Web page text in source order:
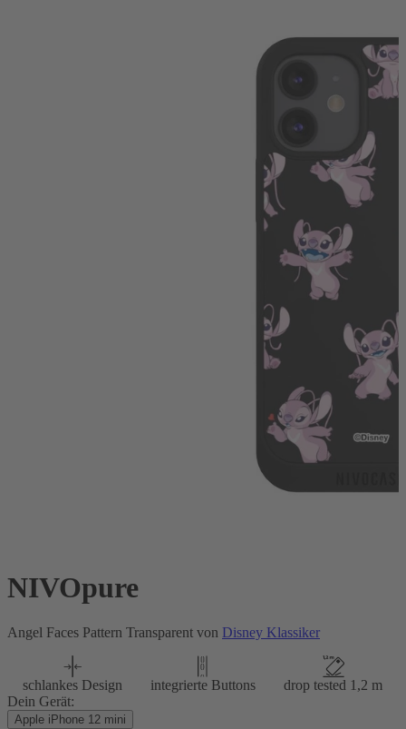
NIVOpure
Angel Faces Pattern Transparent von Disney Klassiker
schlankes Design integrierte Buttons
drop tested 1,2 m
Dein Gerät:
Apple iPhone 12 mini